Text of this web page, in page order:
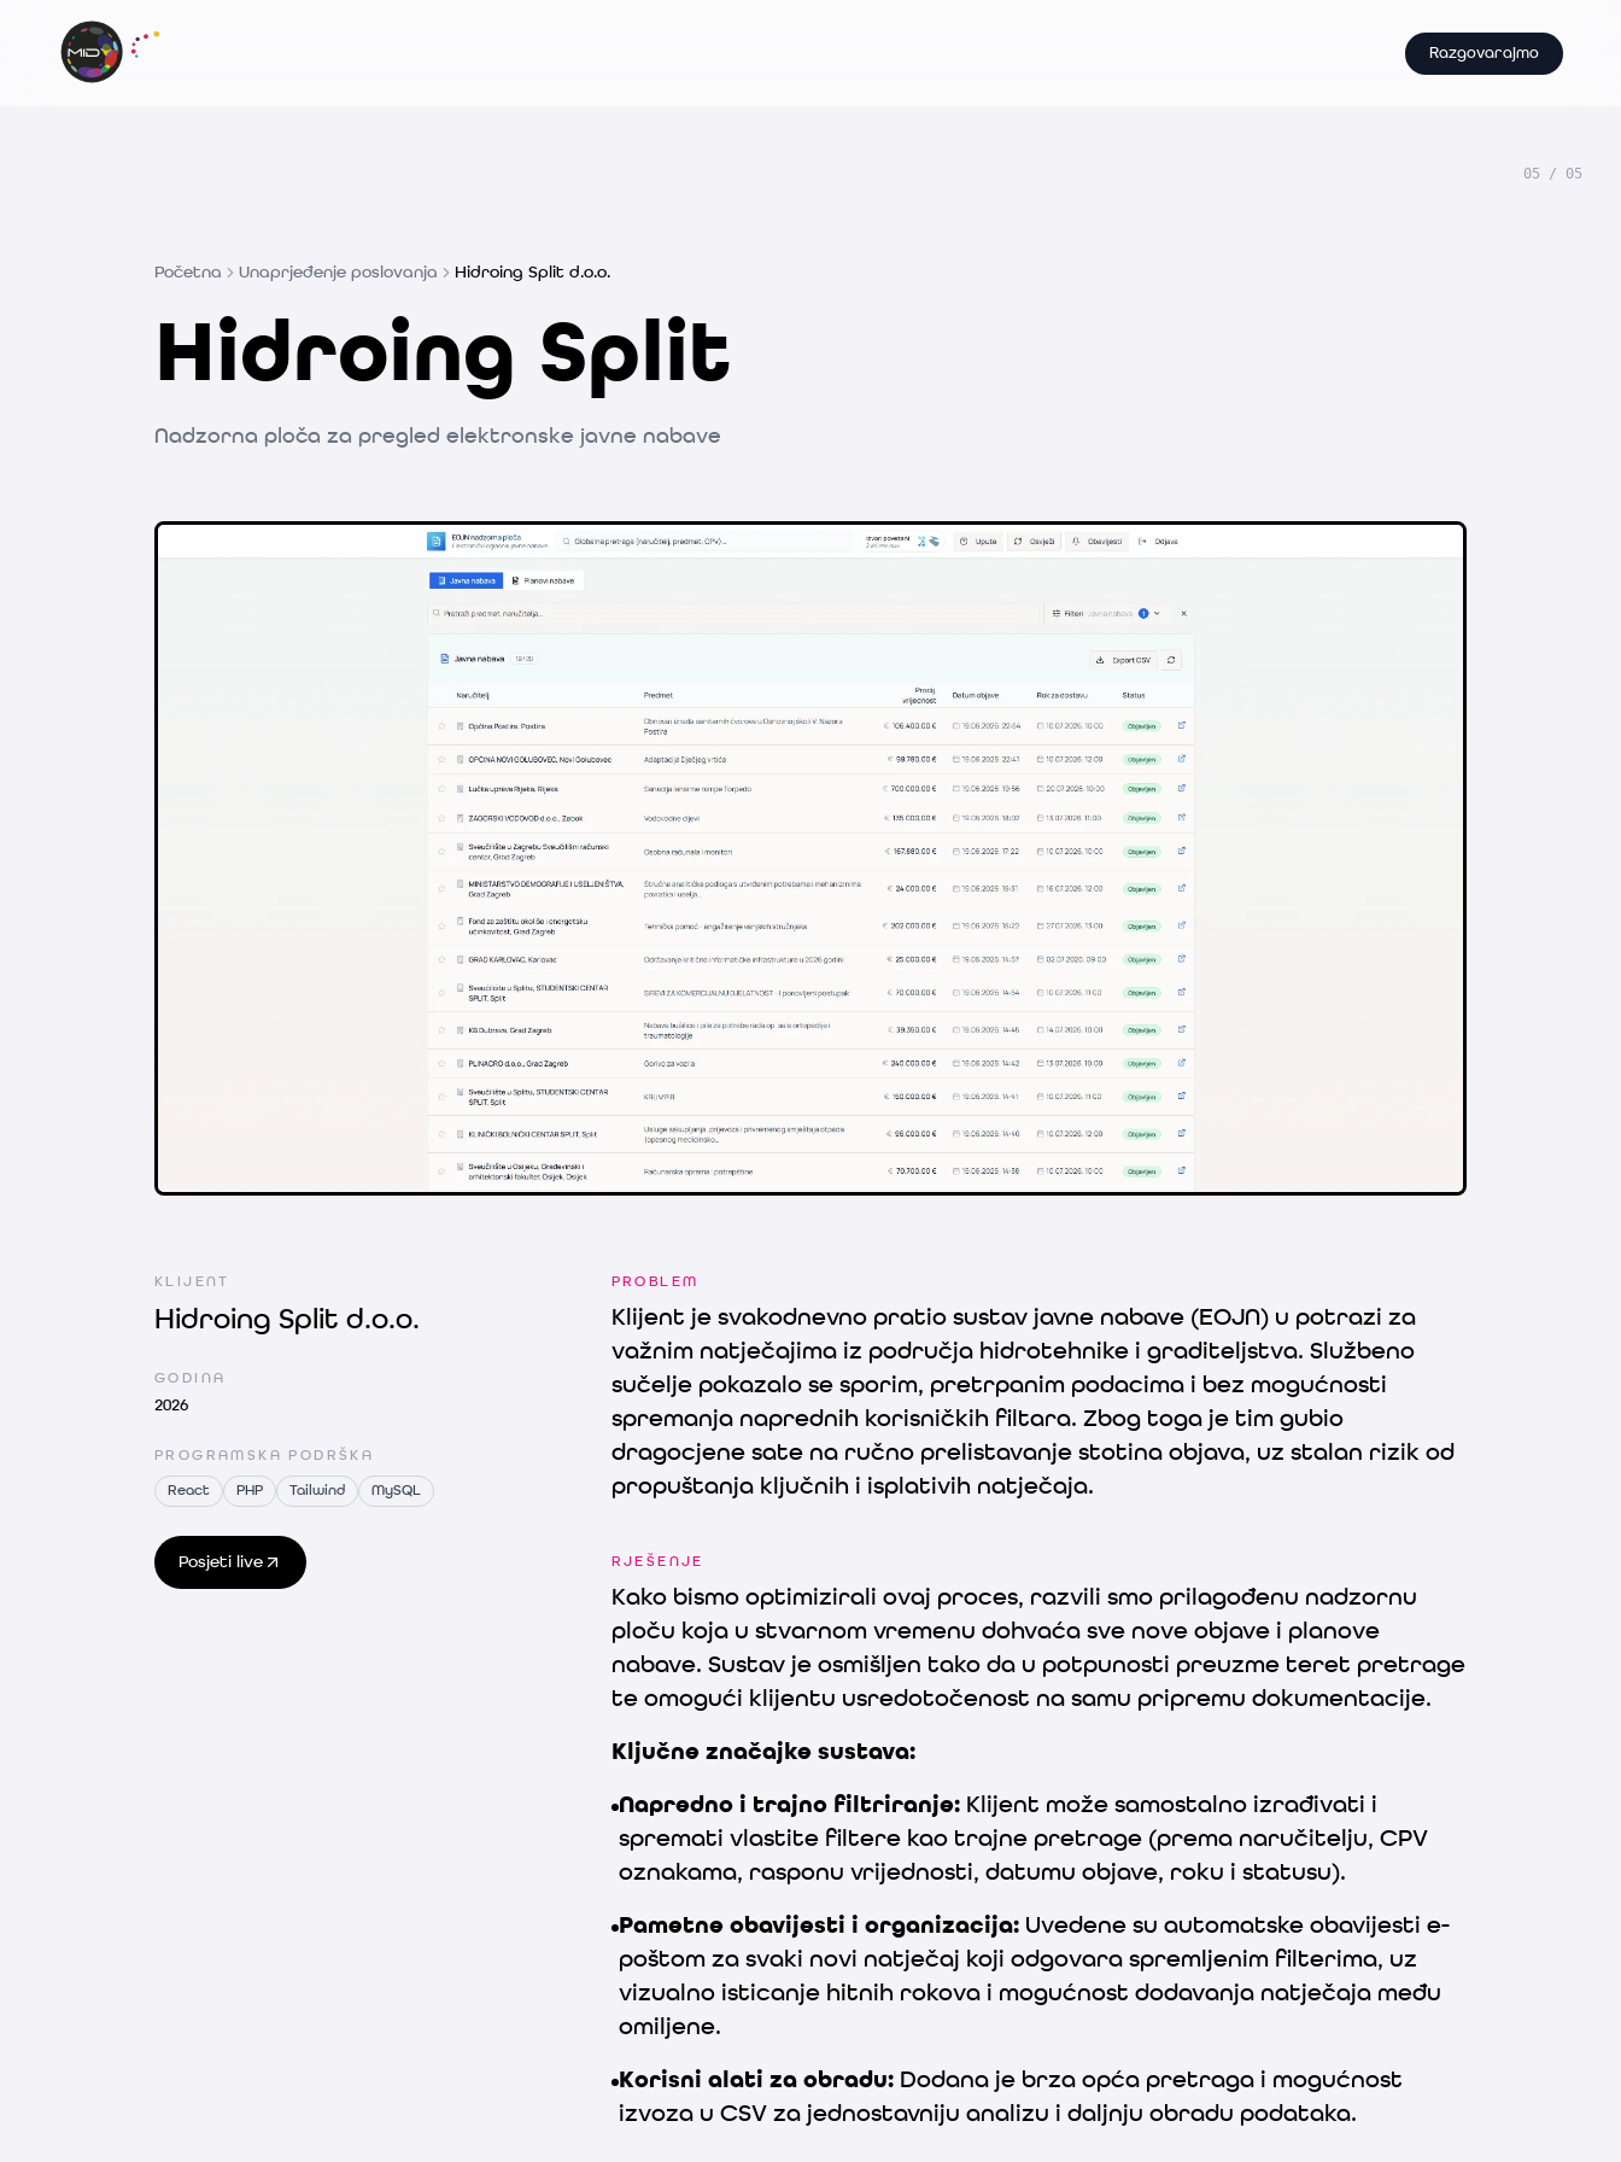
Razgovarajmo
05 / 05
Početna Unaprjeđenje poslovanja Hidroing Split d.o.o.
Hidroing Split
Nadzorna ploča za pregled elektronske javne nabave
KLIJENT
Hidroing Split d.o.o.
GODINA
2026
PROGRAMSKA PODRŠKA
React PHP Tailwind MySQL
Posjeti live
PROBLEM
Klijent je svakodnevno pratio sustav javne nabave (EOJN) u potrazi za
važnim natječajima iz područja hidrotehnike i graditeljstva. Službeno
sučelje pokazalo se sporim, pretrpanim podacima i bez mogućnosti
spremanja naprednih korisničkih filtara. Zbog toga je tim gubio
dragocjene sate na ručno prelistavanje stotina objava, uz stalan rizik od
propuštanja ključnih i isplativih natječaja.
RJEŠENJE
Kako bismo optimizirali ovaj proces, razvili smo prilagođenu nadzornu
ploču koja u stvarnom vremenu dohvaća sve nove objave i planove
nabave. Sustav je osmišljen tako da u potpunosti preuzme teret pretrage
te omogući klijentu usredotočenost na samu pripremu dokumentacije.
Ključne značajke sustava:
Napredno i trajno filtriranje: Klijent može samostalno izrađivati i
spremati vlastite filtere kao trajne pretrage (prema naručitelju, CPV
oznakama, rasponu vrijednosti, datumu objave, roku i statusu).
Pametne obavijesti i organizacija: Uvedene su automatske obavijesti e-
poštom za svaki novi natječaj koji odgovara spremljenim filterima, uz
vizualno isticanje hitnih rokova i mogućnost dodavanja natječaja među
omiljene.
Korisni alati za obradu: Dodana je brza opća pretraga i mogućnost
izvoza u CSV za jednostavniju analizu i daljnju obradu podataka.